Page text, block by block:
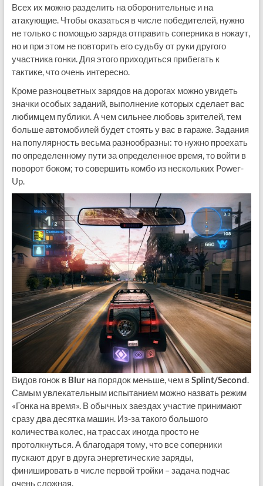
Всех их можно разделить на оборонительные и на
атакующие. Чтобы оказаться в числе победителей, нужно
не только с помощью заряда отправить соперника в нокаут,
но и при этом не повторить его судьбу от руки другого
участника гонки. Для этого приходиться прибегать к
тактике, что очень интересно.
Кроме разноцветных зарядов на дорогах можно увидеть
значки особых заданий, выполнение которых сделает вас
любимцем публики. А чем сильнее любовь зрителей, тем
больше автомобилей будет стоять у вас в гараже. Задания
на популярность весьма разнообразны: то нужно проехать
по определенному пути за определенное время, то войти в
поворот боком; то совершить комбо из нескольких Power-
Up.
Видов гонок в Blurна порядок меньше, чем вSplint/Second.
Самым увлекательным испытанием можно назвать режим
«Гонка на время». В обычных заездах участие принимают
сразу два десятка машин. Из-за такого большого
количества колес, на трассах иногда просто не
протолкнуться. А благодаря тому, что все соперники
пускают друг в друга энергетические заряды,
финишировать в числе первой тройки – задача подчас
очень сложная.